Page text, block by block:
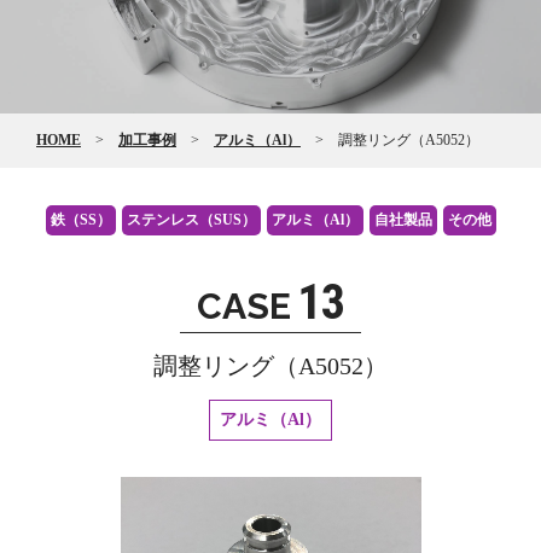
HOME > 加工事例 > アルミ（Al） > 調整リング（A5052）
鉄（SS） ステンレス（SUS） アルミ（Al） 自社製品 その他
CASE 13
調整リング（A5052）
アルミ（Al）